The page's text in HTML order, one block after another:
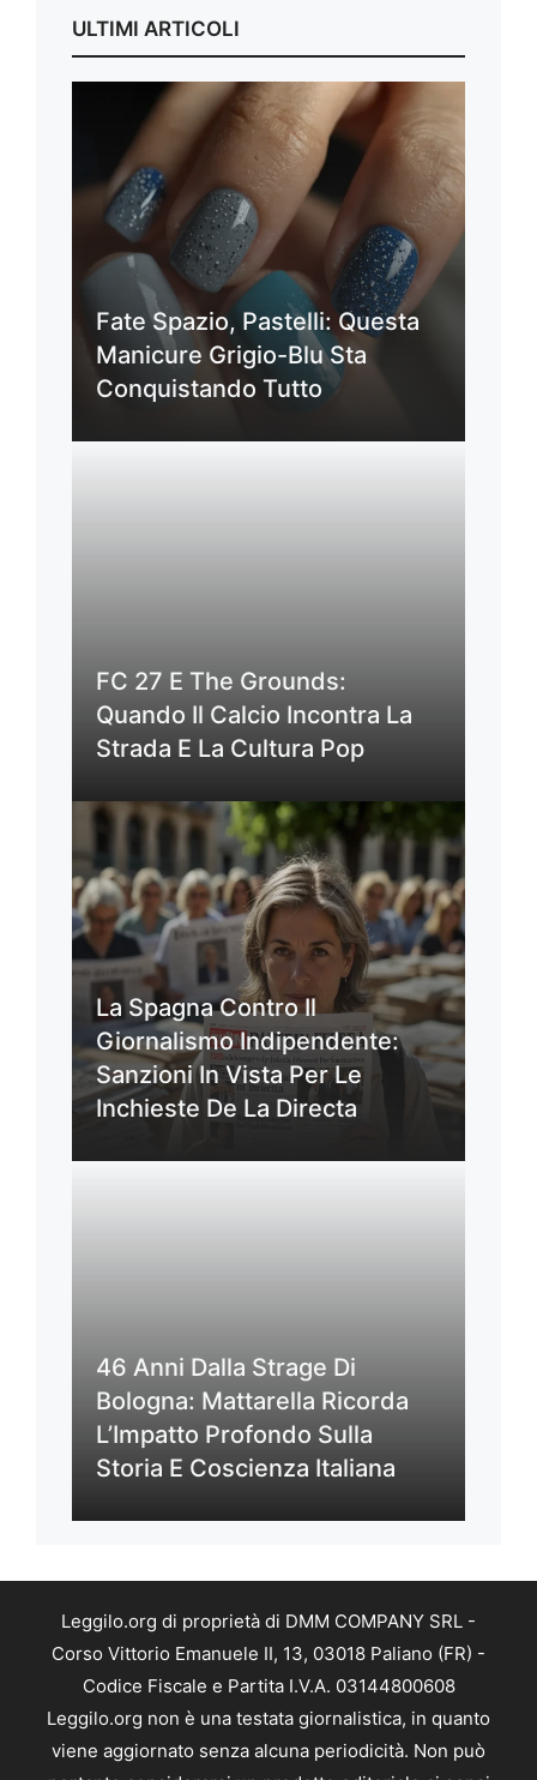
ULTIMI ARTICOLI
Fate Spazio, Pastelli: Questa
Manicure Grigio-Blu Sta
Conquistando Tutto
FC 27 E The Grounds:
Quando Il Calcio Incontra La
Strada E La Cultura Pop
La Spagna Contro Il
Giornalismo Indipendente:
Sanzioni In Vista Per Le
Inchieste De La Directa
46 Anni Dalla Strage Di
Bologna: Mattarella Ricorda
L’Impatto Profondo Sulla
Storia E Coscienza Italiana
Leggilo.org di proprietà di DMM COMPANY SRL -
Corso Vittorio Emanuele II, 13, 03018 Paliano (FR) -
Codice Fiscale e Partita I.V.A. 03144800608
Leggilo.org non è una testata giornalistica, in quanto
viene aggiornato senza alcuna periodicità. Non può